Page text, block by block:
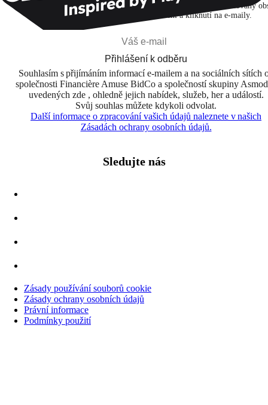
Přihlašuji se k odběru, abych objevoval hry, novinky a personalizovaný
na základě svých zájmů a svých otevření a kliknutí na e-maily.
Přihlášení k odběru
Souhlasím s přijímáním informací e-mailem a na sociálních sítích
společnosti Financière Amuse BidCo a společností skupiny
uvedených zde , ohledně jejich nabídek, služeb, her a událostí.
Svůj souhlas můžete kdykoli odvolat.
Další informace o zpracování vašich údajů naleznete v našich
Zásadách ochrany osobních údajů.
Sledujte nás
Zásady používání souborů cookie
Zásady ochrany osobních údajů
Právní informace
Podmínky použití